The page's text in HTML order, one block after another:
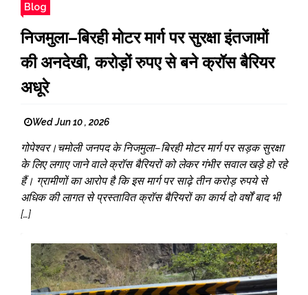
Blog
निजमुला–बिरही मोटर मार्ग पर सुरक्षा इंतजामों
की अनदेखी, करोड़ों रुपए से बने क्रॉस बैरियर
अधूरे
Wed Jun 10 , 2026
गोपेश्वर।चमोली जनपद के निजमुला–बिरही मोटर मार्ग पर सड़क सुरक्षा
के लिए लगाए जाने वाले क्रॉस बैरियरों को लेकर गंभीर सवाल खड़े हो रहे
हैं। ग्रामीणों का आरोप है कि इस मार्ग पर साढ़े तीन करोड़ रुपये से
अधिक की लागत से प्रस्तावित क्रॉस बैरियरों का कार्य दो वर्षों बाद भी
[…]